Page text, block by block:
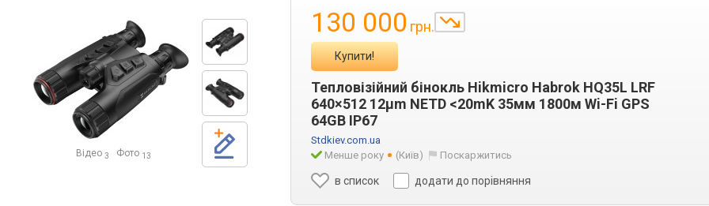
Відео 3 Фото 13
130 000 грн.
Купити!
Тепловізійний бінокль Hikmicro Habrok HQ35L LRF
640×512 12μm NETD <20mK 35мм 1800м Wi-Fi GPS
64GB IP67
Stdkiev.com.ua
Менше року
(Київ) Поскаржитись
в список додати до порівняння